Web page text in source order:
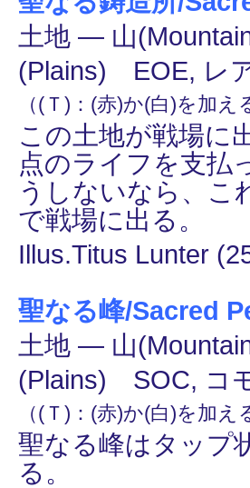
土地 ― 山
(Plains) EOE, レ
（(Ｔ)：(赤)か(白)を加え
この土地が戦場に
点のライフを支払
うしないなら、こ
で戦場に出る。
Illus.Titus Lunter
聖なる峰/Sacred
土地 ― 山
(Plains) SOC, コ
（(Ｔ)：(赤)か(白)を加え
聖なる峰はタップ
る。